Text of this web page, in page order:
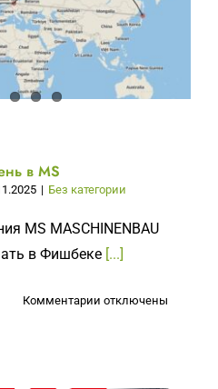
в MS
| Без категории
MS MASCHINENBAU
в Фишбеке [...]
Комментарии котключены